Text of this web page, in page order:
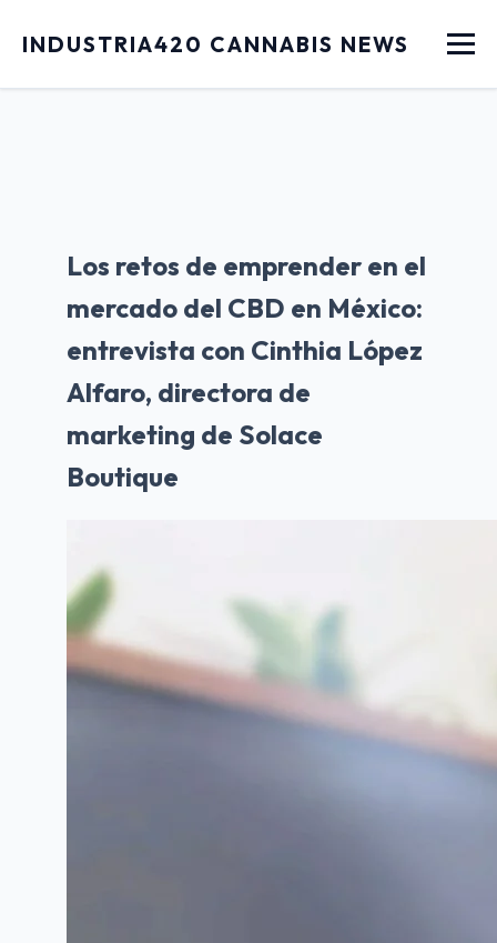
INDUSTRIA420 CANNABIS NEWS Menu
Los retos de emprender en el
mercado del CBD en México:
entrevista con Cinthia López
Alfaro, directora de
marketing de Solace
Boutique